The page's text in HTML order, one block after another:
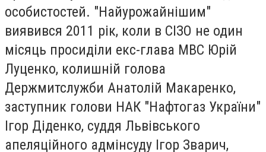
особистостей. "Найурожайнішим"
виявився 2011 рік, коли в СІЗО не один
місяць просиділи екс-глава МВС Юрій
Луценко, колишній голова
Держмитслужби Анатолій Макаренко,
заступник голови НАК "Нафтогаз України"
Ігор Діденко, суддя Львівського
апеляційного адмінсуду Ігор Зварич,